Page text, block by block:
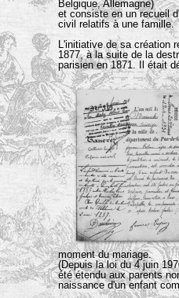
Belgique, Allemagne)
et consiste en un recueil
civil relatifs à une famille.
L'initiative de sa création
1877, à la suite de la
parisien en 1871. Il était
moment du mariage.
(Depuis la loi du 4 juin
été étendu aux parents
naissance d'un enfant